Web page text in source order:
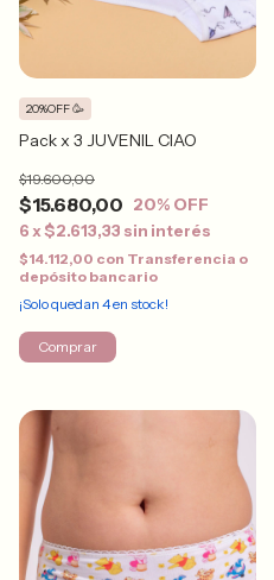
Pack x 3 JUVENIL CIAO
$15.680,00
$19.600,00
20% OFF
6x$2.613,33 sin interés
20%OFF 🥳
$14.112,00 con Transferencia o
depósito bancario
¡Solo quedan 4en stock!
Comprar